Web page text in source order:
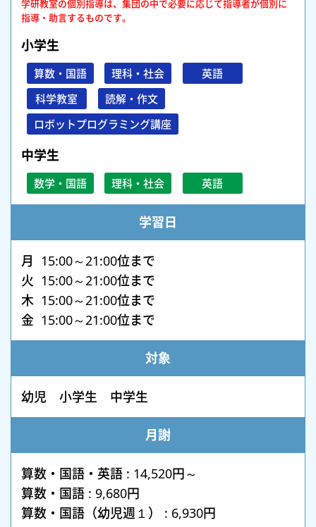
学研教室の個別指導は、集団の中で必要に応じて指導者が個別に
指導・助言するものです。
小学生
算数・国語 理科・社会
英語
科学教室
読解・作文
ロボットプログラミング講座
中学生
数学・国語 理科・社会 英語
学習日
月 15:00～21:00位まで
火 15:00～21:00位まで
木 15:00～21:00位まで
金 15:00～21:00位まで
対象
幼児 小学生 中学生
月謝
算数・国語・英語 : 14,520円～
算数・国語 : 9,680円
算数・国語（幼児週１） : 6,930円